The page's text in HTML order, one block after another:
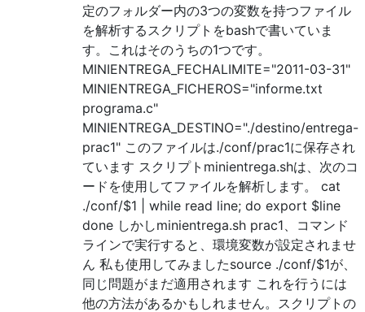
定のフォルダー内の3つの変数を持つファイル
を解析するスクリプトをbashで書いていま
す。これはそのうちの1つです。
MINIENTREGA_FECHALIMITE="2011-03-31"
MINIENTREGA_FICHEROS="informe.txt
programa.c"
MINIENTREGA_DESTINO="./destino/entrega-
prac1" このファイルは./conf/prac1に保存され
ています スクリプトminientrega.shは、次のコ
ードを使用してファイルを解析します。 cat
./conf/$1 | while read line; do export $line
done しかしminientrega.sh prac1、コマンド
ラインで実行すると、環境変数が設定されませ
ん 私も使用してみましたsource ./conf/$1が、
同じ問題がまだ適用されます これを行うには
他の方法があるかもしれません。スクリプトの